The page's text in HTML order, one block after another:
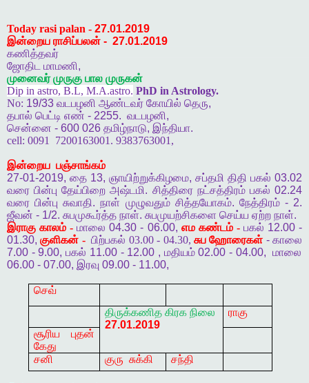
Today rasi palan - 27.01.2019
இன்றைய ராசிப்பலன் - 27.01.2019
கணித்தவர்
ஜோதிட
மாமணி,
முனைவர் முருகு பால முருகன்
Dip in astro, B.L, M.A.astro. PhD in Astrology.
No: 19/33 வடபழனி ஆண்டவர் கோயில் தெரு,
தபால் பெட்டி எண் - 2255. வடபழனி,
சென்னை - 600 026 தமிழ்நாடு, இந்தியா.
cell: 0091 7200163001. 9383763001,
இன்றைய பஞ்சாங்கம்
27-01-2019, தை 13, ஞாயிற்றுக்கிழமை, சப்தமி திதி பகல் 03.02
வரை பின்பு தேய்பிறை அஷ்டமி. சித்திரை நட்சத்திரம் பகல் 02.24
வரை பின்பு சுவாதி.நாள் முழுவதும் சித்தயோகம். நேத்திரம்- 2.
ஜீவன் - 1/2. சுபமுகூர்த்த நாள். சுபமுயற்சிகளை செய்ய ஏற்ற நாள்.
இராகு காலம் - மாலை 04.30 - 06.00, எம கண்டம் - பகல் 12.00 -
01.30,குளிகன் - பிற்பகல் 03.00 - 04.30, சுப ஹோரைகள் -காலை
7.00 - 9.00,பகல் 11.00 - 12.00 , மதியம்02.00 - 04.00,
மாலை
06.00 - 07.00, இரவு 09.00 - 11.00,
செவ்
திருக்கணித கிரக நிலை
27.01.2019
ராகு
சூரிய புதன்
கேது
சனி
குரு சுக்கி சந்தி